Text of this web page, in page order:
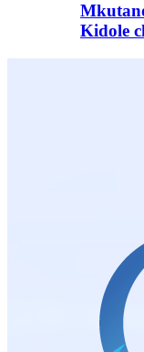
Kidole